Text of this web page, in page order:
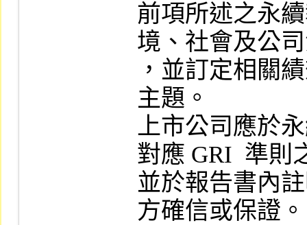
前項所述之永
境、社會及公
，並訂定相關
主題。
上市公司應於
對應 GRI  準則
並於報告書內
方確信或保證。